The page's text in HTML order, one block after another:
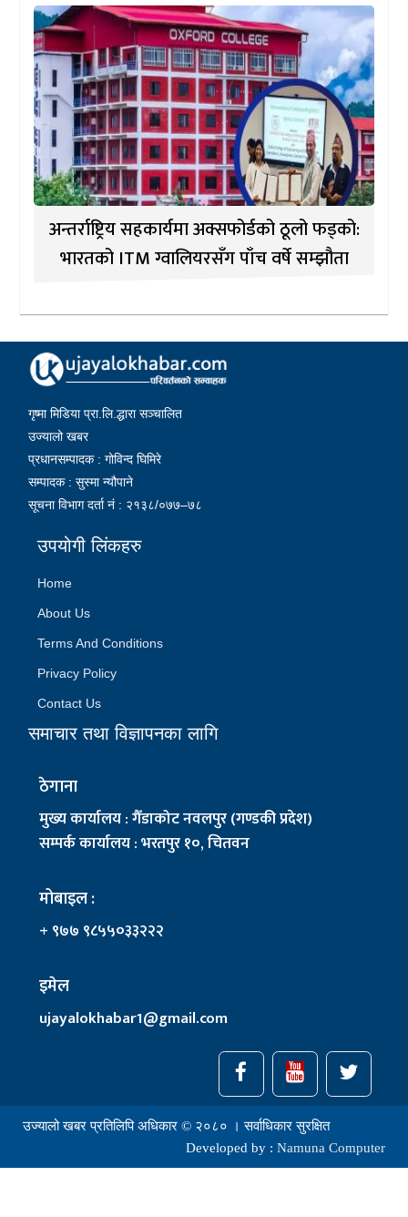
अन्तर्राष्ट्रिय सहकार्यमा अक्सफोर्डको ठूलो फड्को:
भारतको ITM ग्वालियरसँग पाँच वर्षे सम्झौता
गृष्मा मिडिया प्रा.लि.द्धारा सञ्चालित
उज्यालो खबर
प्रधानसम्पादक : गोविन्द घिमिरे
सम्पादक : सुस्मा न्यौपाने
सूचना विभाग दर्ता नं : २१३८/०७७–७८
उपयोगी लिंकहरु
Home
About Us
Terms And Conditions
Privacy Policy
Contact Us
समाचार तथा विज्ञापनका लागि
ठेगाना
मुख्य कार्यालय : गैँडाकोट नवलपुर (गण्डकी प्रदेश)
सम्पर्क कार्यालय : भरतपुर १०, चितवन
मोबाइल :
+ ९७७ ९८५५०३३२२२
इमेल
ujayalokhabar1@gmail.com
उज्यालो खबर प्रतिलिपि अधिकार © २०८० । सर्वाधिकार सुरक्षित
Developed by : Namuna Computer